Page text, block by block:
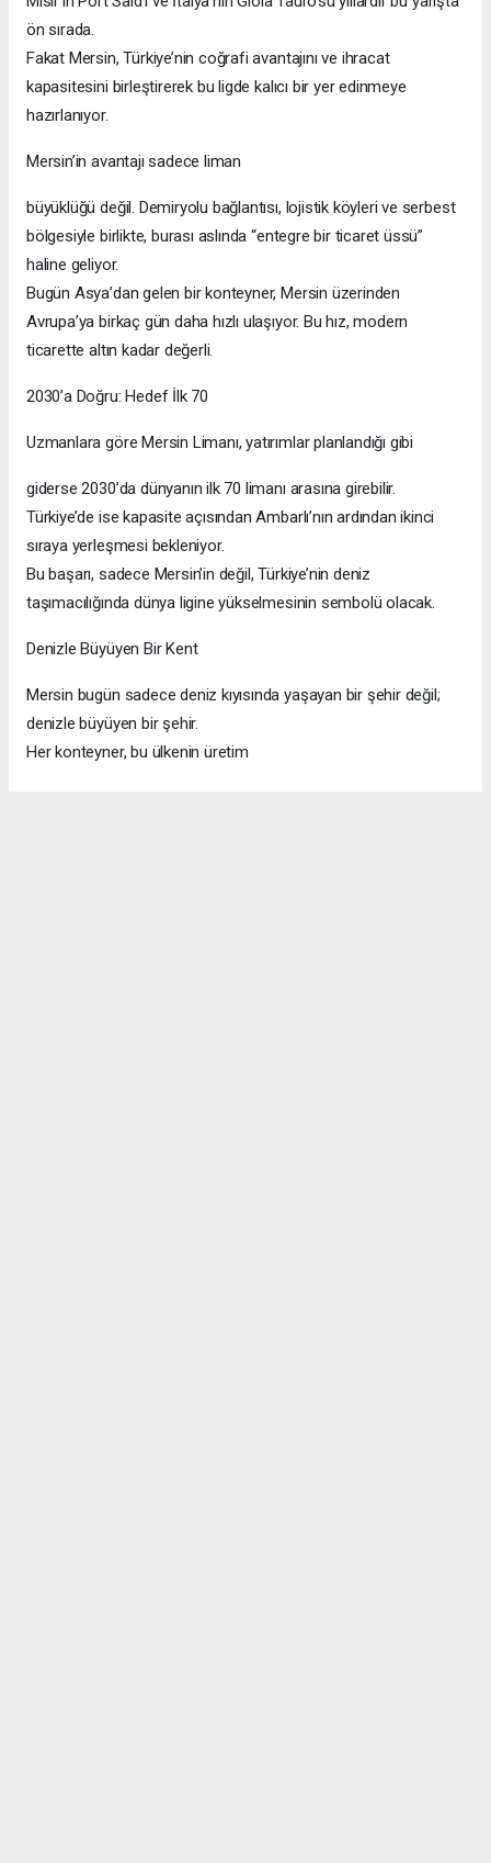
ön sırada.
Fakat Mersin, Türkiye’nin coğrafi avantajını ve ihracat
kapasitesini birleştirerek bu ligde kalıcı bir yer edinmeye
hazırlanıyor.
Mersin’in avantajı sadece liman
büyüklüğü değil. Demiryolu bağlantısı, lojistik köyleri ve serbest
bölgesiyle birlikte, burası aslında “entegre bir ticaret üssü”
haline geliyor.
Bugün Asya’dan gelen bir konteyner, Mersin üzerinden
Avrupa’ya birkaç gün daha hızlı ulaşıyor. Bu hız, modern
ticarette altın kadar değerli.
2030’a Doğru: Hedef İlk 70
Uzmanlara göre Mersin Limanı, yatırımlar planlandığı gibi
giderse 2030’da dünyanın ilk 70 limanı arasına girebilir.
Türkiye’de ise kapasite açısından Ambarlı’nın ardından ikinci
sıraya yerleşmesi bekleniyor.
Bu başarı, sadece Mersin’in değil, Türkiye’nin deniz
taşımacılığında dünya ligine yükselmesinin sembolü olacak.
Denizle Büyüyen Bir Kent
Mersin bugün sadece deniz kıyısında yaşayan bir şehir değil;
denizle büyüyen bir şehir.
Her konteyner, bu ülkenin üretim